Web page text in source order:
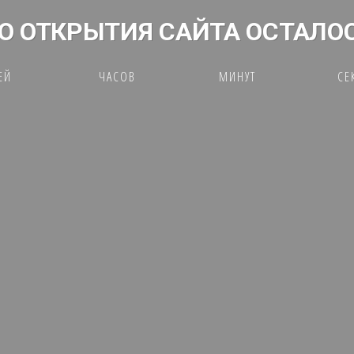
ОТКРЫТИЯ САЙТА
ЧАСОВ МИНУТ